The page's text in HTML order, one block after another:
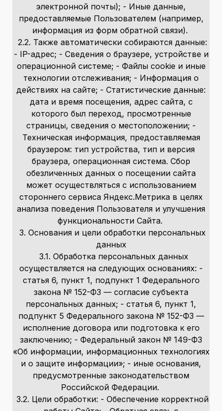
электронной почты); - Иные данные,
предоставляемые Пользователем (например,
информация из форм обратной связи).
2.2. Также автоматически собираются данные:
- IP-адрес; - Сведения о браузере, устройстве и
операционной системе; - Файлы cookie и иные
технологии отслеживания; - Информация о
действиях на сайте; - Статистические данные:
дата и время посещения, адрес сайта, с
которого был переход, просмотренные
страницы, сведения о местоположении; -
Техническая информация, предоставляемая
браузером: тип устройства, тип и версия
браузера, операционная система. Сбор
обезличенных данных о посещении сайта
может осуществляться с использованием
стороннего сервиса Яндекс.Метрика в целях
анализа поведения Пользователя и улучшения
функциональности Сайта.
3. Основания и цели обработки персональных
данных
3.1. Обработка персональных данных
осуществляется на следующих основаниях: -
статья 6, пункт 1, подпункт 1 Федерального
закона № 152-ФЗ — согласие субъекта
персональных данных; - статья 6, пункт 1,
подпункт 5 Федерального закона № 152-ФЗ —
исполнение договора или подготовка к его
заключению; - Федеральный закон № 149-ФЗ
«Об информации, информационных технологиях
и о защите информации»; - иные основания,
предусмотренные законодательством
Российской Федерации.
3.2. Цели обработки: - Обеспечение корректной